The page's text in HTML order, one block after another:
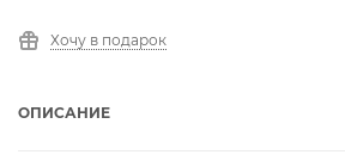
Хочу в подарок
ОПИСАНИЕ